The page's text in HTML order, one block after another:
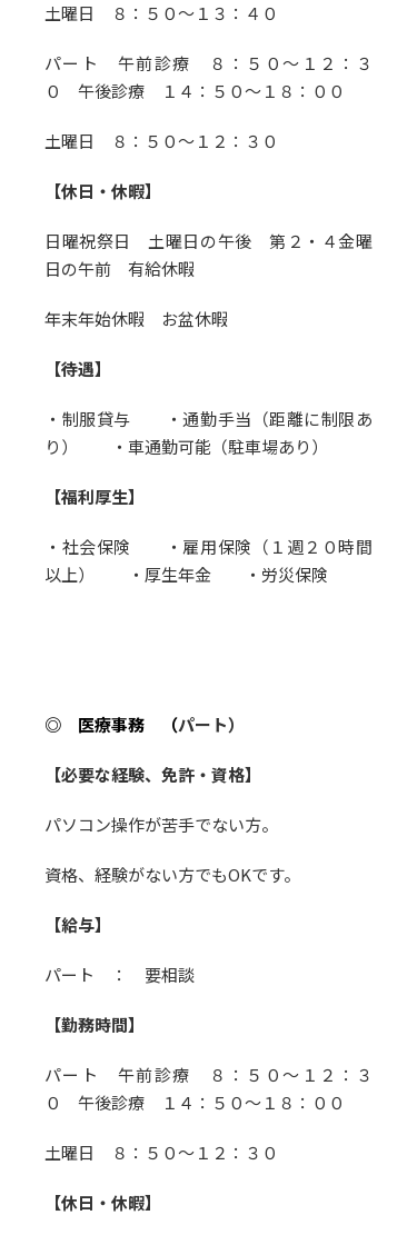
土曜日 ８：５０～１３：４０
パート 午前診療 ８：５０～１２：３
０ 午後診療 １４：５０～１８：００
土曜日 ８：５０～１２：３０
【休日・休暇】
日曜祝祭日 土曜日の午後 第２・４金曜
日の午前 有給休暇
年末年始休暇 お盆休暇
【待遇】
・制服貸与 ・通勤手当（距離に制限あ
り） ・車通勤可能（駐車場あり）
【福利厚生】
・社会保険 ・雇用保険（１週２０時間
以上） ・厚生年金 ・労災保険
◎ 医療事務 （パート）
【必要な経験、免許・資格】
パソコン操作が苦手でない方。
資格、経験がない方でもOKです。
【給与】
パート ： 要相談
【勤務時間】
パート 午前診療 ８：５０～１２：３
０ 午後診療 １４：５０～１８：００
土曜日 ８：５０～１２：３０
【休日・休暇】